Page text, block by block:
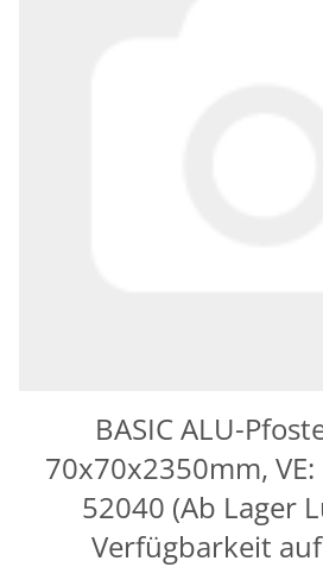
BASIC ALU-
70x70x2350mm,
52040 (Ab Lager
Verfügbarkeit